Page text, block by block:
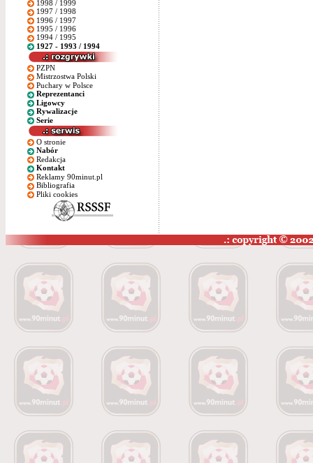
1998 / 1999
1997 / 1998
1996 / 1997
1995 / 1996
1994 / 1995
1927 - 1993 / 1994
PZPN
Mistrzostwa Polski
Puchary w Polsce
Reprezentanci
Ligowcy
Rywalizacje
Serie
O stronie
Nabór
Redakcja
Kontakt
Reklamy 90minut.pl
Bibliografia
Pliki cookies